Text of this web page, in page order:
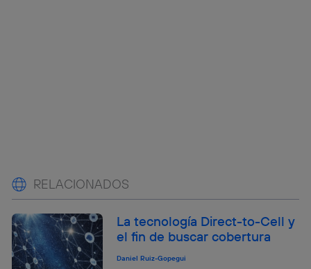
RELACIONADOS
La tecnología Direct-to-Cell y
el fin de buscar cobertura
Daniel Ruiz-Gopegui